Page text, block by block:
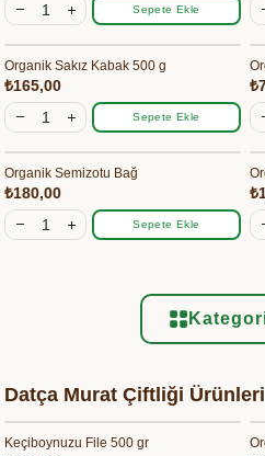
Sepete Ekle
Organik Sakız Kabak 500 g
₺165,00
Sepete Ekle
Organik Semizotu Bağ
₺180,00
Sepete Ekle
Datça Murat Çiftliği Ürünleri
Keçiboynuzu File 500 gr